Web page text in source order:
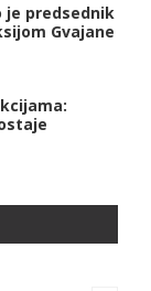
je predsednik
Gvajane